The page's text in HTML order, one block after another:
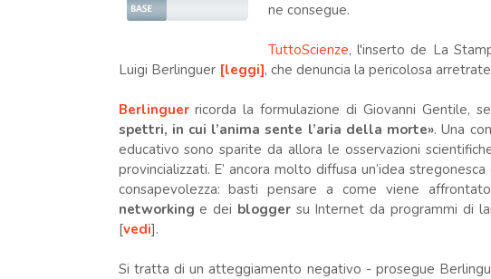
ne consegue.
TuttoScienze, l'inserto de La
Luigi Berlinguer [leggi], che denuncia la pericolosa
Berlinguerricorda la formulazione di Giovanni Gentile,
spettri, in cui l’anima sente l’aria della morte». Una
educativo sono sparite da allora le osservazioni
provincializzati. E’ ancora molto diffusa un’idea
consapevolezza: basti pensare a come viene
networking e dei bloggersu Internet da programmi di
[vedi].
Si tratta di un atteggiamento negativo - prosegue